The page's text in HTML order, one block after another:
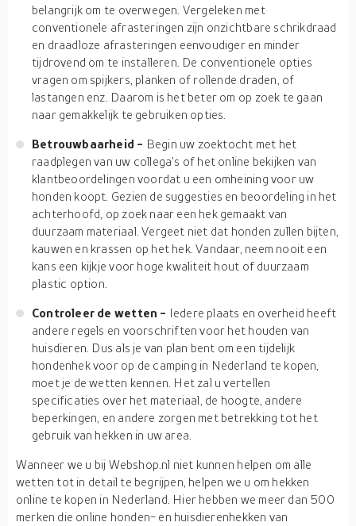
belangrijk om te overwegen. Vergeleken met
conventionele afrasteringen zijn onzichtbare schrikdraad
en draadloze afrasteringen eenvoudiger en minder
tijdrovend om te installeren. De conventionele opties
vragen om spijkers, planken of rollende draden, of
lastangen enz. Daarom is het beter om op zoek te gaan
naar gemakkelijk te gebruiken opties.
Betrouwbaarheid - Begin uw zoektocht met het
raadplegen van uw collega's of het online bekijken van
klantbeoordelingen voordat u een omheining voor uw
honden koopt. Gezien de suggesties en beoordeling in het
achterhoofd, op zoek naar een hek gemaakt van
duurzaam materiaal. Vergeet niet dat honden zullen bijten,
kauwen en krassen op het hek. Vandaar, neem nooit een
kans een kijkje voor hoge kwaliteit hout of duurzaam
plastic option.
Controleer de wetten - Iedere plaats en overheid heeft
andere regels en voorschriften voor het houden van
huisdieren. Dus als je van plan bent om een tijdelijk
hondenhek voor op de camping in Nederland te kopen,
moet je de wetten kennen. Het zal u vertellen
specificaties over het materiaal, de hoogte, andere
beperkingen, en andere zorgen met betrekking tot het
gebruik van hekken in uw area.
Wanneer we u bij Webshop.nl niet kunnen helpen om alle
wetten tot in detail te begrijpen, helpen we u om hekken
online te kopen in Nederland. Hier hebben we meer dan 500
merken die online honden- en huisdierenhekken van